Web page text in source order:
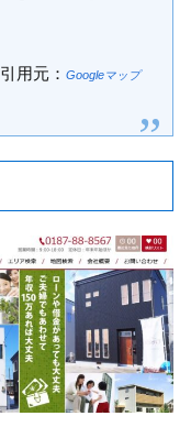
引用元：Googleマップ